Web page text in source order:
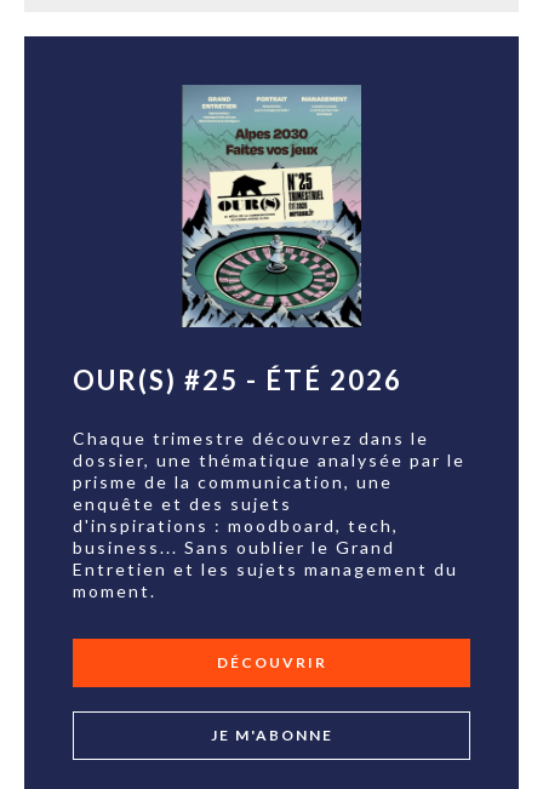
OUR(S) #25 - ÉTÉ 2026
Chaque trimestre découvrez dans le
dossier, une thématique analysée par le
prisme de la communication, une
enquête et des sujets
d'inspirations : moodboard, tech,
business... Sans oublier le Grand
Entretien et les sujets management du
moment.
DÉCOUVRIR
JE M'ABONNE